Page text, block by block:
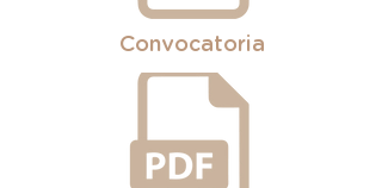
Convocatoria